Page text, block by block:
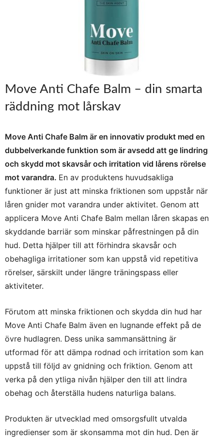
Move Anti Chafe Balm – din smarta
räddning mot lårskav
Move Anti Chafe Balm är en innovativ produkt med en
dubbelverkande funktion som är avsedd att ge lindring
och skydd mot skavsår och irritation vid lårens rörelse
mot varandra. En av produktens huvudsakliga
funktioner är just att minska friktionen som uppstår när
låren gnider mot varandra under aktivitet. Genom att
applicera Move Anti Chafe Balm mellan låren skapas en
skyddande barriär som minskar påfrestningen på din
hud. Detta hjälper till att förhindra skavsår och
obehagliga irritationer som kan uppstå vid repetitiva
rörelser, särskilt under längre träningspass eller
aktiviteter.
Förutom att minska friktionen och skydda din hud har
Move Anti Chafe Balm även en lugnande effekt på de
övre hudlagren. Dess unika sammansättning är
utformad för att dämpa rodnad och irritation som kan
uppstå till följd av gnidning och friktion. Genom att
verka på den ytliga nivån hjälper den till att lindra
obehag och återställa hudens naturliga balans.
Produkten är utvecklad med omsorgsfullt utvalda
ingredienser som är skonsamma mot din hud. Den är